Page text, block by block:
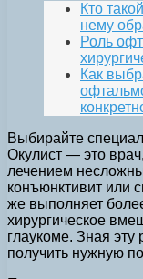
Кто
нему
Роль
Как
Выбирайте
Окулист — это
лечением
конъюнктивит или
же выполняет
хирургическое
глаукоме. Зная
получить нужную